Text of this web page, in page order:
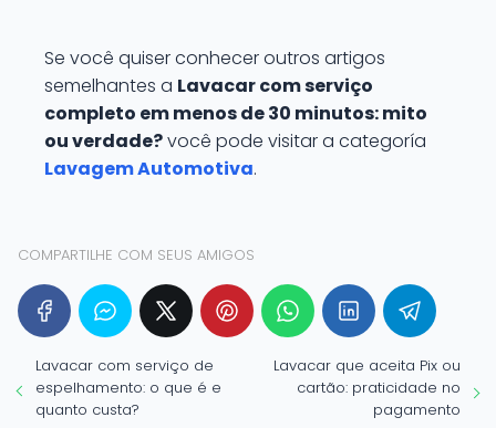
Se você quiser conhecer outros artigos
semelhantes a Lavacar com serviço
completo em menos de 30 minutos: mito
ou verdade?você pode visitar a categoría
Lavagem Automotiva.
COMPARTILHE COM SEUS AMIGOS
Lavacar com serviço de
espelhamento: o que é e
quanto custa?
Lavacar que aceita Pix ou
cartão: praticidade no
pagamento